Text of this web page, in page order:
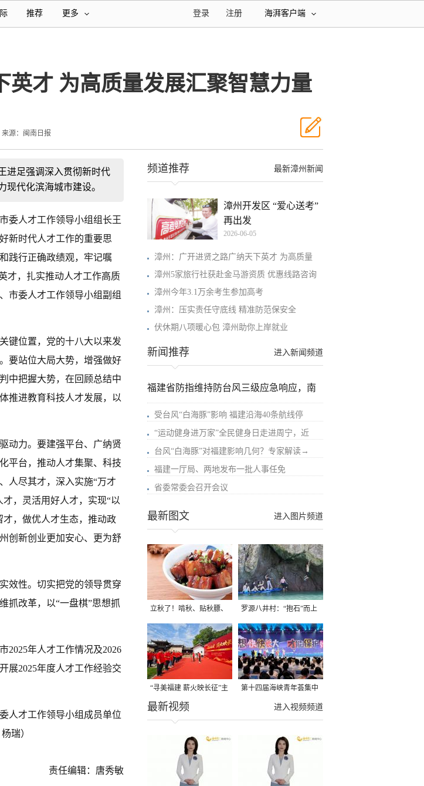
推荐 更多 海湃客户端
注册
登录
英才 为高质量发展汇聚智慧力量
来源：闽南日报
进足强调深入贯彻新时代
现代化滨海城市建设。
委人才工作领导小组组长王
新时代人才工作的重要思
践行正确政绩观，牢记嘱
才，扎实推动人才工作高质
市委人才工作领导小组副组
键位置，党的十八大以来发
要站位大局大势，增强做好
中把握大势，在回顾总结中
推进教育科技人才发展，以
动力。要建强平台、广纳贤
平台，推动人才集聚、科技
人尽其才，深入实施“万才
，灵活用好人才，实现“以
，做优人才生态，推动政
创新创业更加安心、更为舒
效性。切实把党的领导贯穿
抓改革，以“一盘棋”思想抓
2025年人才工作情况及2026
展2025年度人才工作经验交
人才工作领导小组成员单位
瑞）
责任编辑：唐秀敏
最新漳州新闻
频道推荐
漳州开发区 “爱心送考”
再出发
2026-06-05
漳州：广开进贤之路广纳天下英才 为高质量
漳州5家旅行社获赴金马游资质 优惠线路咨询
漳州今年3.1万余考生参加高考
漳州：压实责任守底线 精准防范保安全
伏休期八项暖心包 漳州助你上岸就业
进入新闻频道
新闻推荐
福建省防指维持防台风三级应急响应，南
受台风“白海豚”影响 福建沿海40条航线停
“运动健身进万家”全民健身日走进周宁，近
台风“白海豚”对福建影响几何？专家解读→
福建一厅局、两地发布一批人事任免
省委常委会召开会议
进入图片频道
最新图文
立秋了！啃秋、贴秋膘、
晒秋，福建人这样过才够
味→
罗源八井村：“抱石”而上
“寻美福建 薪火映长征”主
题活动在龙岩长汀启动
第十四届海峡青年荟集中
阶段活动在福州举行
进入视频频道
最新视频